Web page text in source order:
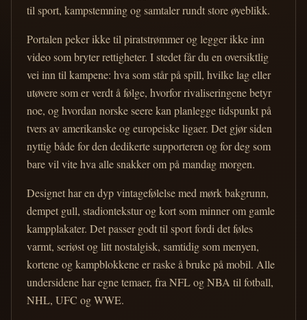
til sport, kampstemning og samtaler rundt store øyeblikk.
Portalen peker ikke til piratstrømmer og legger ikke inn
video som bryter rettigheter. I stedet får du en oversiktlig
vei inn til kampene: hva som står på spill, hvilke lag eller
utøvere som er verdt å følge, hvorfor rivaliseringene betyr
noe, og hvordan norske seere kan planlegge tidspunkt på
tvers av amerikanske og europeiske ligaer. Det gjør siden
nyttig både for den dedikerte supporteren og for deg som
bare vil vite hva alle snakker om på mandag morgen.
Designet har en dyp vintagefølelse med mørk bakgrunn,
dempet gull, stadiontekstur og kort som minner om gamle
kampplakater. Det passer godt til sport fordi det føles
varmt, seriøst og litt nostalgisk, samtidig som menyen,
kortene og kampblokkene er raske å bruke på mobil. Alle
undersidene har egne temaer, fra NFL og NBA til fotball,
NHL, UFC og WWE.